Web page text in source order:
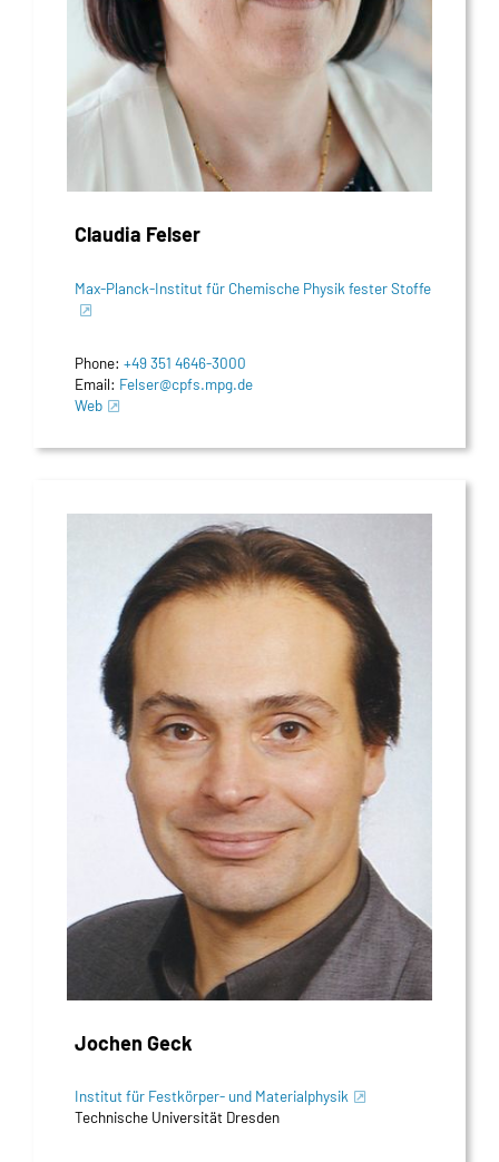
Claudia Felser
Max-Planck-Institut für Chemische Physik fester Stoffe
Phone: +49 351 4646-3000
Email: Felser@cpfs.mpg.de
Web
Jochen Geck
Institut für Festkörper- und Materialphysik
Technische Universität Dresden